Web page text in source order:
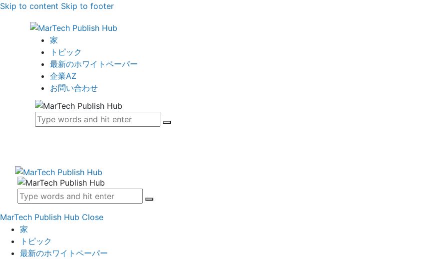
Skip to content Skip to footer
家
トピック
最新のホワイトペーパー
企業AZ
お問い合わせ
MarTech Publish Hub Close
家
トピック
最新のホワイトペーパー